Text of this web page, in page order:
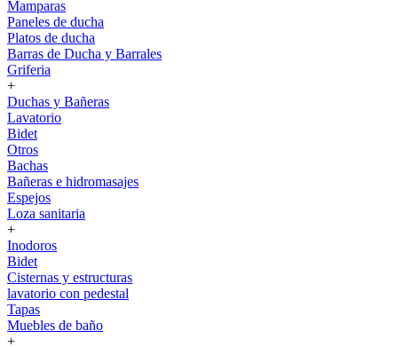
Mamparas
Paneles de ducha
Platos de ducha
Barras de Ducha y Barrales
Griferia
+
Duchas y Bañeras
Lavatorio
Bidet
Otros
Bachas
Bañeras e hidromasajes
Espejos
Loza sanitaria
+
Inodoros
Bidet
Cisternas y estructuras
lavatorio con pedestal
Tapas
Muebles de baño
+